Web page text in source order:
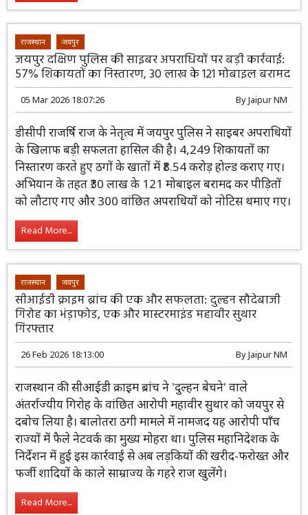
राजस्थान जयपुर
जयपुर दक्षिण पुलिस की साइबर अपराधियों पर बड़ी कार्रवाई:
57% शिकायतों का निस्तारण, 30 लाख के 121 मोबाइल बरामद
05 Mar 2026 18:07:26 ByJaipur NM
डीसीपी राजर्षि राज के नेतृत्व में जयपुर पुलिस ने साइबर अपराधियों
के खिलाफ बड़ी सफलता हासिल की है। 4,249 शिकायतों का
निस्तारण करते हुए ठगों के खातों में ₹8.54 करोड़ होल्ड कराए गए।
अभियान के तहत ₹30 लाख के 121 मोबाइल बरामद कर पीड़ितों
को लौटाए गए और 300 वांछित अपराधियों को नोटिस थमाए गए।
Read More...
राजस्थान जयपुर
सीआईडी क्राइम ब्रांच की एक और सफलता: दुल्हन सौदेबाजी
गिरोह का भंड़ाफोड, एक और मास्टरमाइंड महावीर सुथार
गिरफ्तार
26 Feb 2026 18:13:00 ByJaipur NM
राजस्थान की सीआईडी क्राइम ब्रांच ने 'दुल्हन
बेचने' वाले अंतर्राज्यीय गिरोह के वांछित आरोपी
महावीर सुथार को जयपुर से दबोच लिया है।
बालोतरा ठगी मामले में नामजद यह आरोपी पाँच राज्यों में फैले
नेटवर्क का मुख्य मोहरा था। पुलिस महानिदेशक के निर्देशन में हुई
इस कार्रवाई से अब लड़कियों की खरीद-फरोख्त और फर्जी शादियों
के काले साम्राज्य के गहरे राज खुलेंगे।